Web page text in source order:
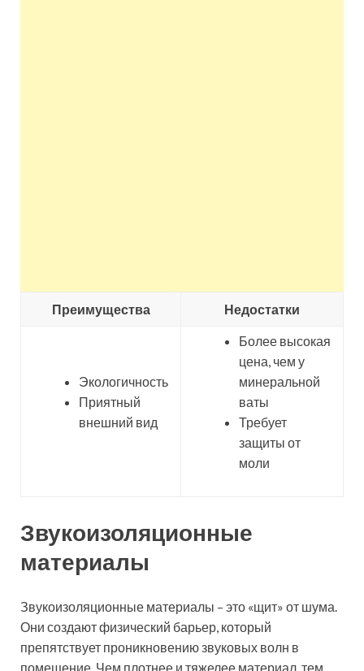
Преимущества Недостатки
Экологичность
Приятный
внешний вид
Более высокая
цена, чем у
минеральной
ваты
Требует
защиты от
моли
Звукоизоляционные
материалы
Звукоизоляционные материалы – это «щит» от шума.
Они создают физический барьер, который
препятствует проникновению звуковых волн в
помещение. Чем плотнее и тяжелее материал, тем